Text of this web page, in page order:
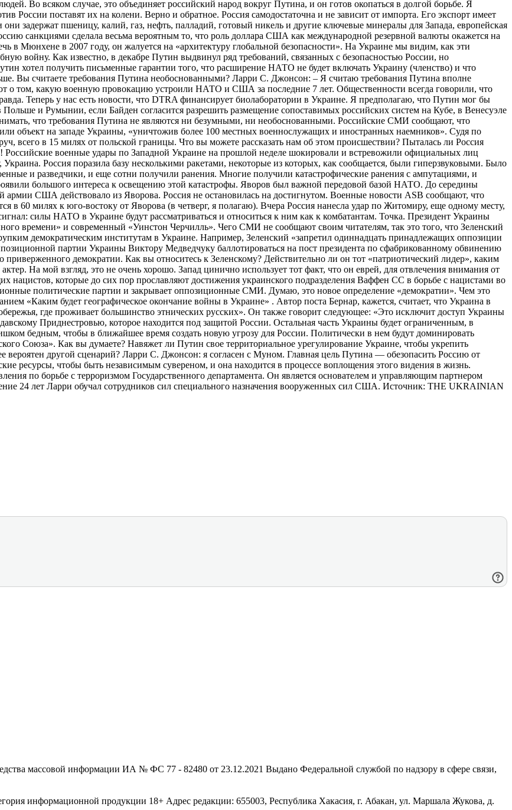
массовой информации ИА № ФС 77 - 82480 от 23.12.2021 Выдано Федеральной службой по надзору в сфере связи,
информационной продукции 18+ Адрес редакции: 655003, Республика Хакасия, г. Абакан, ул. Маршала Жукова, д.